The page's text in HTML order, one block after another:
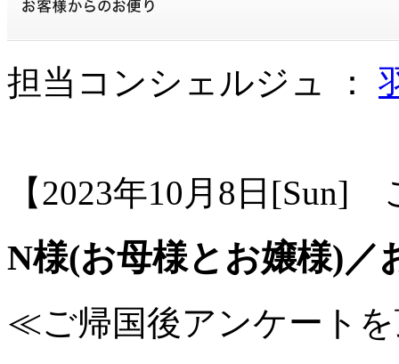
担当コンシェルジュ ：
【2023年10月8日[Sun]
N様(お母様とお嬢様)／
≪ご帰国後アンケート